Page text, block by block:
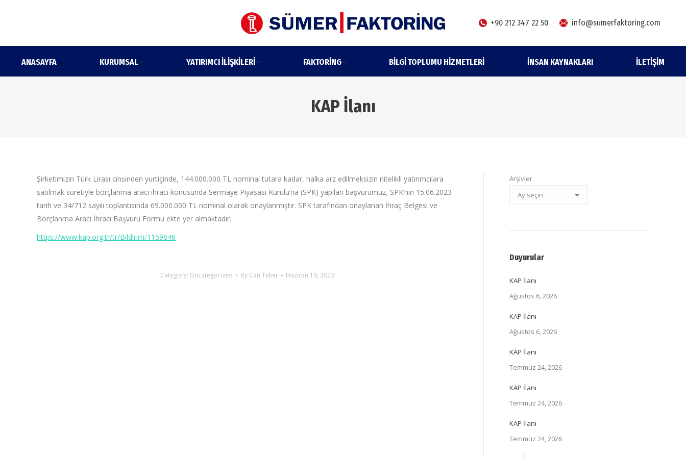
+90 212 347 22 50 info@sumerfaktoring.com
ANASAYFA KURUMSAL YATIRIMCI İLIŞKILERI FAKTORING BILGI TOPLUMU HIZMETLERI İNSAN KAYNAKLARI İLETIŞIM
KAP İlanı
Şirketimizin Türk Lirası cinsinden yurtiçinde, 144.000.000 TL nominal tutara kadar, halka arz edilmeksizin nitelikli yatırımcılara
satılmak suretiyle borçlanma aracı ihracı konusunda Sermaye Piyasası Kurulu’na (SPK) yapılan başvurumuz, SPK’nın 15.06.2023
tarih ve 34/712 sayılı toplantısında 69.000.000 TL nominal olarak onaylanmıştır. SPK tarafından onaylanan İhraç Belgesi ve
Borçlanma Aracı İhracı Başvuru Formu ekte yer almaktadır.
https://www.kap.org.tr/tr/Bildirim/1159646
Category: Uncategorized By Can Teker Haziran 19, 2023
Arşivler
Duyurular
KAP İlanı
Ağustos 6, 2026
KAP İlanı
Ağustos 6, 2026
KAP İlanı
Temmuz 24, 2026
KAP İlanı
Temmuz 24, 2026
KAP İlanı
Temmuz 24, 2026